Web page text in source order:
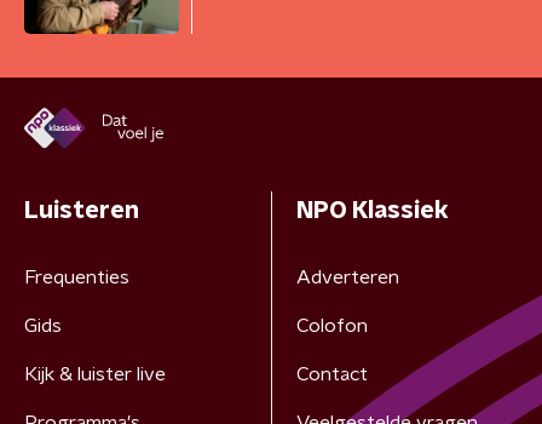
Luisteren
Frequenties
Gids
Kijk & luister live
NPO Klassiek
Adverteren
Colofon
Contact